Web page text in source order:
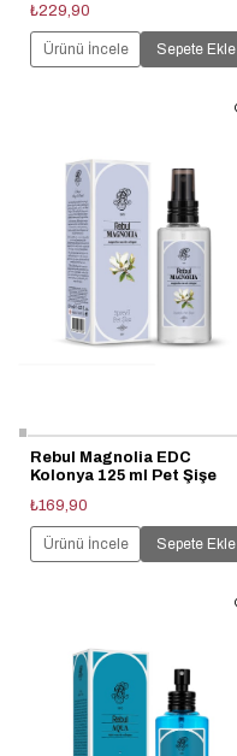
₺229,90
Ürünü İncele Sepete Ekle
Rebul Magnolia EDC
Kolonya 125 ml Pet Şişe
₺169,90
Ürünü İncele Sepete Ekle